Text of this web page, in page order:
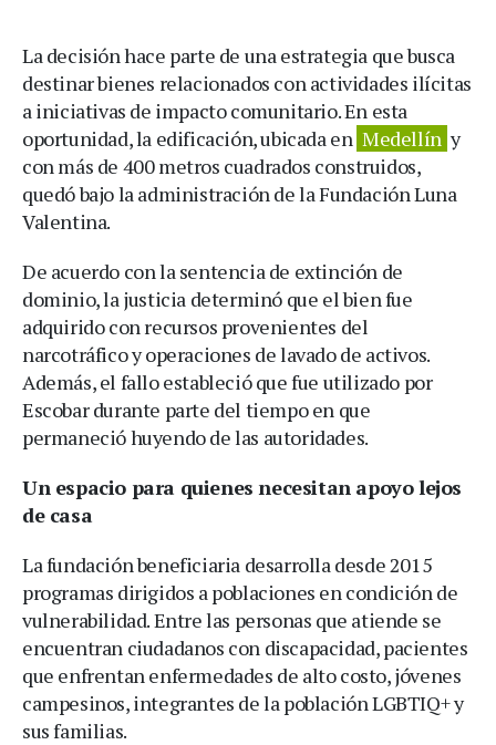
La decisión hace parte de una estrategia que busca
destinar bienes relacionados con actividades ilícitas
a iniciativas de impacto comunitario. En esta
oportunidad, la edificación, ubicada en Medellín y
con más de 400 metros cuadrados construidos,
quedó bajo la administración de la Fundación Luna
Valentina.
De acuerdo con la sentencia de extinción de
dominio, la justicia determinó que el bien fue
adquirido con recursos provenientes del
narcotráfico y operaciones de lavado de activos.
Además, el fallo estableció que fue utilizado por
Escobar durante parte del tiempo en que
permaneció huyendo de las autoridades.
Un espacio para quienes necesitan apoyo lejos
de casa
La fundación beneficiaria desarrolla desde 2015
programas dirigidos a poblaciones en condición de
vulnerabilidad. Entre las personas que atiende se
encuentran ciudadanos con discapacidad, pacientes
que enfrentan enfermedades de alto costo, jóvenes
campesinos, integrantes de la población LGBTIQ+ y
sus familias.